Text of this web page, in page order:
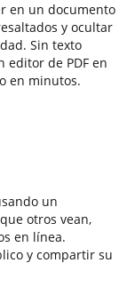
en un documento
y ocultar
Sin texto
editor de PDF en
en minutos.
un
otros vean,
en línea.
y compartir su